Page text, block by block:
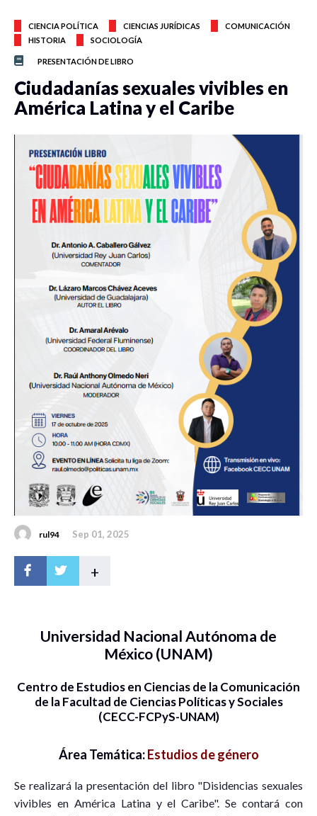
CIENCIA POLÍTICA CIENCIAS JURÍDICAS
COMUNICACIÓN
HISTORIA
SOCIOLOGÍA
PRESENTACIÓN DE LIBRO
Ciudadanías sexuales vivibles en
América Latina y el Caribe
rul94 Sep 01, 2025
+
Universidad Nacional Autónoma de
México (UNAM)
Centro de Estudios en Ciencias de la Comunicación
de la Facultad de Ciencias Políticas y Sociales
(CECC-FCPyS-UNAM)
Área Temática:Estudios de género
Se realizará la presentación del libro "Disidencias sexuales
vivibles en América Latina y el Caribe". Se contará con